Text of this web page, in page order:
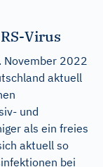
Virus
November 2022
aktuell
und
als ein freies
aktuell so
bei